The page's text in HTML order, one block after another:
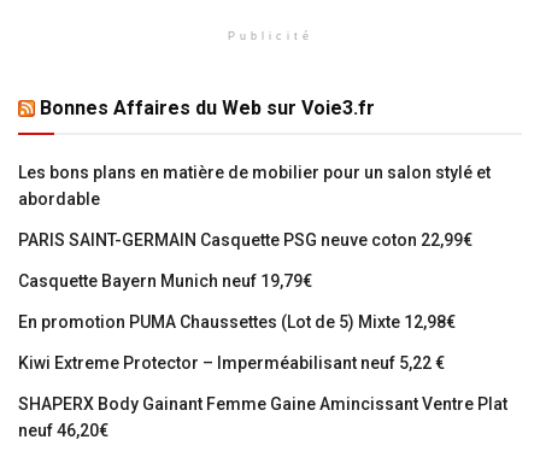
Publicité
Bonnes Affaires du Web sur Voie3.fr
Les bons plans en matière de mobilier pour un salon stylé et
abordable
PARIS SAINT-GERMAIN Casquette PSG neuve coton 22,99€
Casquette Bayern Munich neuf 19,79€
En promotion PUMA Chaussettes (Lot de 5) Mixte 12,98€
Kiwi Extreme Protector – Imperméabilisant neuf 5,22 €
SHAPERX Body Gainant Femme Gaine Amincissant Ventre Plat
neuf 46,20€